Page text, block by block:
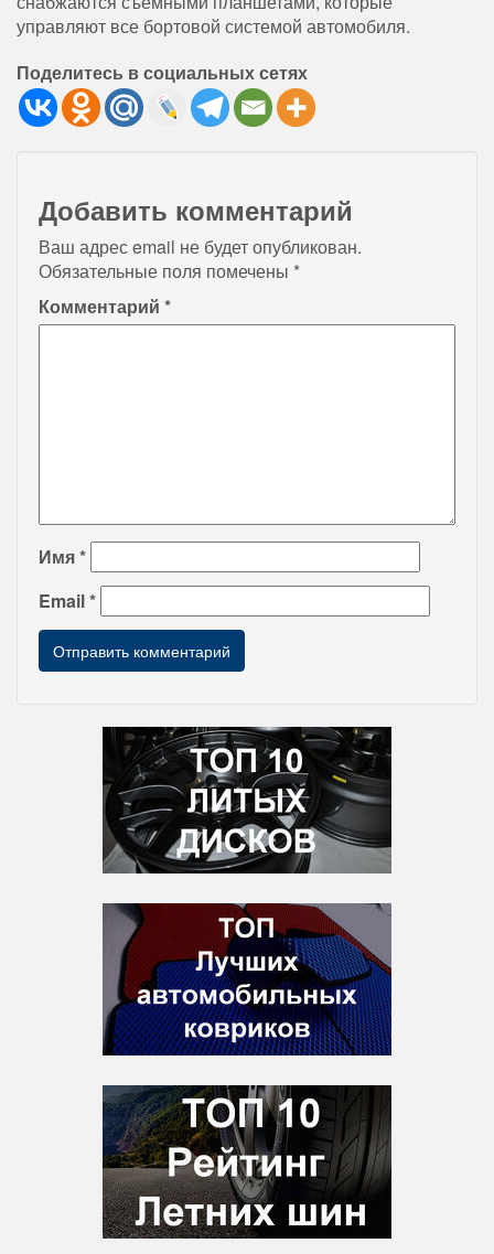
управляют все бортовой системой автомобиля.
Поделитесь в социальных сетях
Добавить комментарий
Ваш адрес email не будет опубликован.
Обязательные поля помечены *
Комментарий *
Имя*
Email*